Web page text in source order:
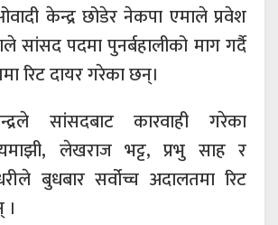
केन्द्र छोडेर नेकपा एमाले प्रवेश
सांसद पदमा पुनर्बहालीको माग गर्दै
रिट दायर गरेका छन्।
सांसदबाट कारवाही गरेका
लेखराज भट्ट, प्रभु साह र
बुधबार सर्वोच्च अदालतमा रिट